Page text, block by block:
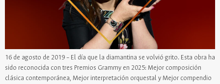
16 de agosto de 2019 – El día que la diamantina se volvió grito. Esta obra ha
sido reconocida con tres Premios Grammy en 2025: Mejor composición
clásica contemporánea, Mejor interpretación orquestal y Mejor compendio